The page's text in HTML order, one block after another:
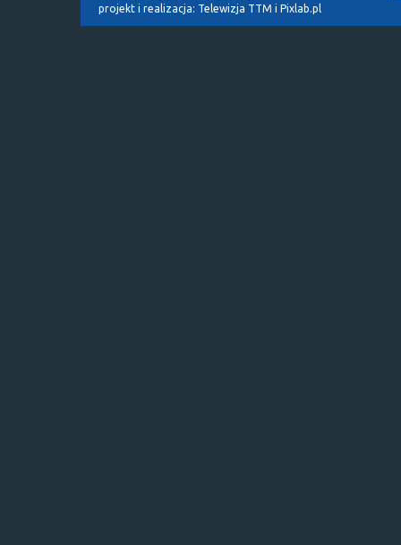
projekt i realizacja: Telewizja TTM i Pixlab.pl